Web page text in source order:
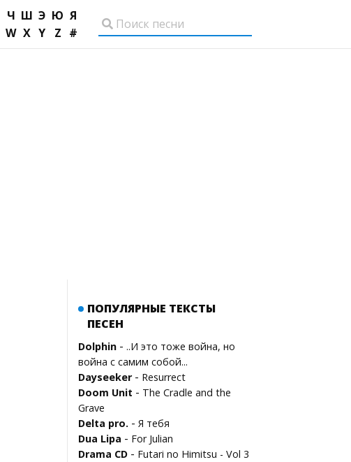
Ч Ш Э Ю Я
W X Y Z #
ПОПУЛЯРНЫЕ ТЕКСТЫ
ПЕСЕН
Dolphin - ..И это тоже война, но
война с самим собой...
Dayseeker- Resurrect
Doom Unit - The Cradle and the
Grave
Delta pro. - Я тебя
Dua Lipa - For Julian
Drama CD - Futari no Himitsu - Vol 3